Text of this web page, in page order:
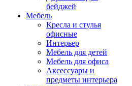
бейджей
Мебель
Кресла и стулья
офисные
Интерьер
Мебель для детей
Мебель для офиса
Аксессуары и
предметы интерьера